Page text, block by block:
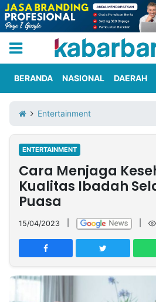
Iklan
Berita
Kami
Nasional
International
Olahraga
Entertainment
Daerah
Pariwisata
Kuliner
Kolom
Network
PT
TREETAN
INDONESIA
BERANDA NASIONAL DAERAH
Entertainment
ENTERTAINMENT
Cara Menjaga
Kualitas Ibadah
Puasa
15/04/2023